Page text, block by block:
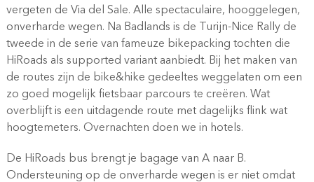
vergeten de Via del Sale. Alle spectaculaire, hooggelegen,
onverharde wegen. Na Badlands is de Turijn-Nice Rally de
tweede in de serie van fameuze bikepacking tochten die
HiRoads als supported variant aanbiedt. Bij het maken van
de routes zijn de bike&hike gedeeltes weggelaten om een
zo goed mogelijk fietsbaar parcours te creëren. Wat
overblijft is een uitdagende route met dagelijks flink wat
hoogtemeters. Overnachten doen we in hotels.
De HiRoads bus brengt je bagage van A naar B.
Ondersteuning op de onverharde wegen is er niet omdat